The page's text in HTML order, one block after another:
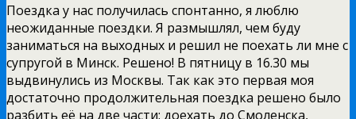
Поездка у нас получилась спонтанно, я люблю
неожиданные поездки. Я размышлял, чем буду
заниматься на выходных и решил не поехать ли мне с
супругой в Минск. Решено! В пятницу в 16.30 мы
выдвинулись из Москвы. Так как это первая моя
достаточно продолжительная поездка решено было
разбить её на две части: доехать до Смоленска,